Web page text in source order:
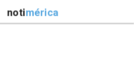
notimérica